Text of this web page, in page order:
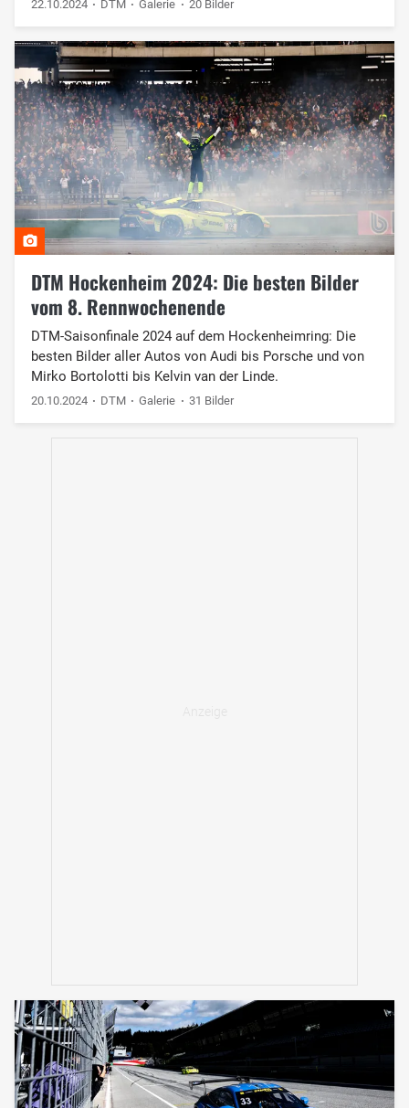
22.10.2024 DTM Galerie 20 Bilder
DTM Hockenheim 2024: Die besten Bilder
vom 8. Rennwochenende
DTM-Saisonfinale 2024 auf dem Hockenheimring: Die
besten Bilder aller Autos von Audi bis Porsche und von
Mirko Bortolotti bis Kelvin van der Linde.
20.10.2024 DTM Galerie 31 Bilder